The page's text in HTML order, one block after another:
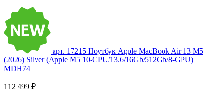
арт. 17215 Ноутбук Apple MacBook Air 13 M5
(2026) Silver (Apple M5 10-CPU/13.6/16Gb/512Gb/8-GPU)
MDH74
112 499 ₽